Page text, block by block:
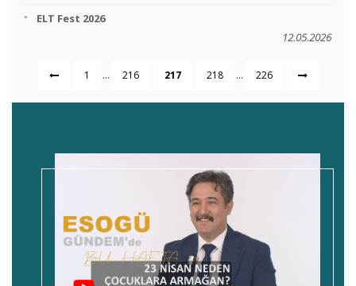
ELT Fest 2026
12.05.2026
1 ... 216 217 218 ... 226